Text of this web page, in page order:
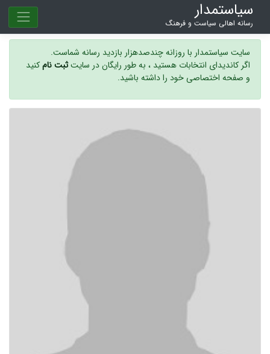
سیاستمدار
رسانه اهالی سیاست و فرهنگ
سایت سیاستمدار با روزانه چندصدهزار بازدید رسانه شماست.
اگر کاندیدای انتخابات هستید ، به طور رایگان در سایتثبت نامکنید
و صفحه اختصاصی خود را داشته باشید.